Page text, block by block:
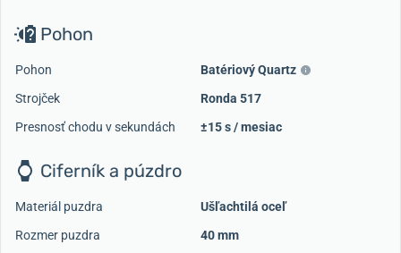
Pohon
Pohon
Batériový Quartz
Strojček
Ronda 517
Presnosť chodu v sekundách
±15 s / mesiac
Ciferník a púzdro
Materiál puzdra
Ušľachtilá oceľ
Rozmer puzdra
40 mm